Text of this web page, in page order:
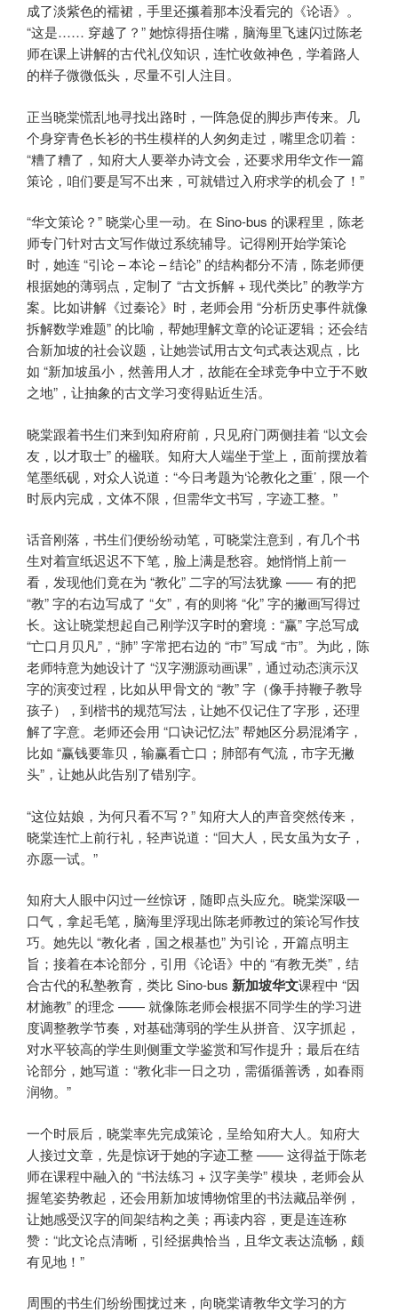
成了淡紫色的襦裙，手里还攥着那本没看完的《论语》。
“这是…… 穿越了？” 她惊得捂住嘴，脑海里飞速闪过陈老
师在课上讲解的古代礼仪知识，连忙收敛神色，学着路人
的样子微微低头，尽量不引人注目。
正当晓棠慌乱地寻找出路时，一阵急促的脚步声传来。几
个身穿青色长衫的书生模样的人匆匆走过，嘴里念叨着：
“糟了糟了，知府大人要举办诗文会，还要求用华文作一篇
策论，咱们要是写不出来，可就错过入府求学的机会了！”
“华文策论？” 晓棠心里一动。在 Sino-bus 的课程里，陈老
师专门针对古文写作做过系统辅导。记得刚开始学策论
时，她连 “引论 – 本论 – 结论” 的结构都分不清，陈老师便
根据她的薄弱点，定制了 “古文拆解 + 现代类比” 的教学方
案。比如讲解《过秦论》时，老师会用 “分析历史事件就像
拆解数学难题” 的比喻，帮她理解文章的论证逻辑；还会结
合新加坡的社会议题，让她尝试用古文句式表达观点，比
如 “新加坡虽小，然善用人才，故能在全球竞争中立于不败
之地”，让抽象的古文学习变得贴近生活。
晓棠跟着书生们来到知府府前，只见府门两侧挂着 “以文会
友，以才取士” 的楹联。知府大人端坐于堂上，面前摆放着
笔墨纸砚，对众人说道：“今日考题为‘论教化之重’，限一个
时辰内完成，文体不限，但需华文书写，字迹工整。”
话音刚落，书生们便纷纷动笔，可晓棠注意到，有几个书
生对着宣纸迟迟不下笔，脸上满是愁容。她悄悄上前一
看，发现他们竟在为 “教化” 二字的写法犹豫 —— 有的把
“教” 字的右边写成了 “攵”，有的则将 “化” 字的撇画写得过
长。这让晓棠想起自己刚学汉字时的窘境：“赢” 字总写成
“亡口月贝凡”，“肺” 字常把右边的 “巿” 写成 “市”。为此，陈
老师特意为她设计了 “汉字溯源动画课”，通过动态演示汉
字的演变过程，比如从甲骨文的 “教” 字（像手持鞭子教导
孩子），到楷书的规范写法，让她不仅记住了字形，还理
解了字意。老师还会用 “口诀记忆法” 帮她区分易混淆字，
比如 “赢钱要靠贝，输赢看亡口；肺部有气流，市字无撇
头”，让她从此告别了错别字。
“这位姑娘，为何只看不写？” 知府大人的声音突然传来，
晓棠连忙上前行礼，轻声说道：“回大人，民女虽为女子，
亦愿一试。”
知府大人眼中闪过一丝惊讶，随即点头应允。晓棠深吸一
口气，拿起毛笔，脑海里浮现出陈老师教过的策论写作技
巧。她先以 “教化者，国之根基也” 为引论，开篇点明主
旨；接着在本论部分，引用《论语》中的 “有教无类”，结
合古代的私塾教育，类比 Sino-bus 新加坡华文课程中 “因
材施教” 的理念 —— 就像陈老师会根据不同学生的学习进
度调整教学节奏，对基础薄弱的学生从拼音、汉字抓起，
对水平较高的学生则侧重文学鉴赏和写作提升；最后在结
论部分，她写道：“教化非一日之功，需循循善诱，如春雨
润物。”
一个时辰后，晓棠率先完成策论，呈给知府大人。知府大
人接过文章，先是惊讶于她的字迹工整 —— 这得益于陈老
师在课程中融入的 “书法练习 + 汉字美学” 模块，老师会从
握笔姿势教起，还会用新加坡博物馆里的书法藏品举例，
让她感受汉字的间架结构之美；再读内容，更是连连称
赞：“此文论点清晰，引经据典恰当，且华文表达流畅，颇
有见地！”
周围的书生们纷纷围拢过来，向晓棠请教华文学习的方